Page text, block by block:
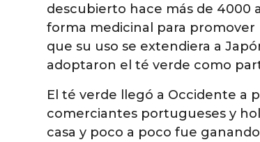
descubierto hace más de 4000
forma medicinal para
que su uso se extendiera a
adoptaron el té verde como
El té verde llegó a Occidente a
comerciantes portugueses y
casa y poco a poco fue